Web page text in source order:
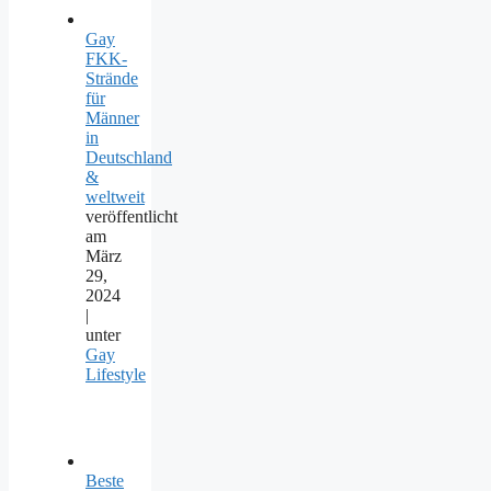
Gay
FKK-
Strände
für
Männer
in
Deutschland
&
weltweit
veröffentlicht
am
März
29,
2024
|
unter
Gay
Lifestyle
Beste